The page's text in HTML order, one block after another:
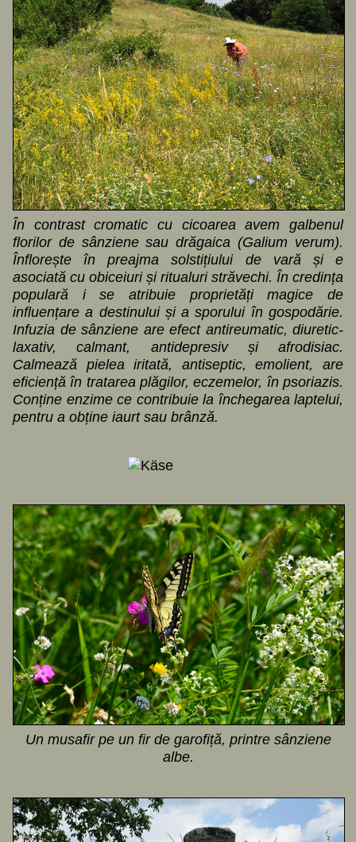
În contrast cromatic cu cicoarea avem galbenul
florilor de sânziene sau drăgaica (Galium verum).
Înflorește în preajma solstițiului de vară și e
asociată cu obiceiuri și ritualuri străvechi. În credința
populară i se atribuie proprietăți magice de
influențare a destinului și a sporului în gospodărie.
Infuzia de sânziene are efect antireumatic, diuretic-
laxativ, calmant, antidepresiv și afrodisiac.
Calmează pielea iritată, antiseptic, emolient, are
eficiență în tratarea plăgilor, eczemelor, în psoriazis.
Conține enzime ce contribuie la închegarea laptelui,
pentru a obține iaurt sau brânză.
Un musafir pe un fir de garofiță, printre sânziene
albe.